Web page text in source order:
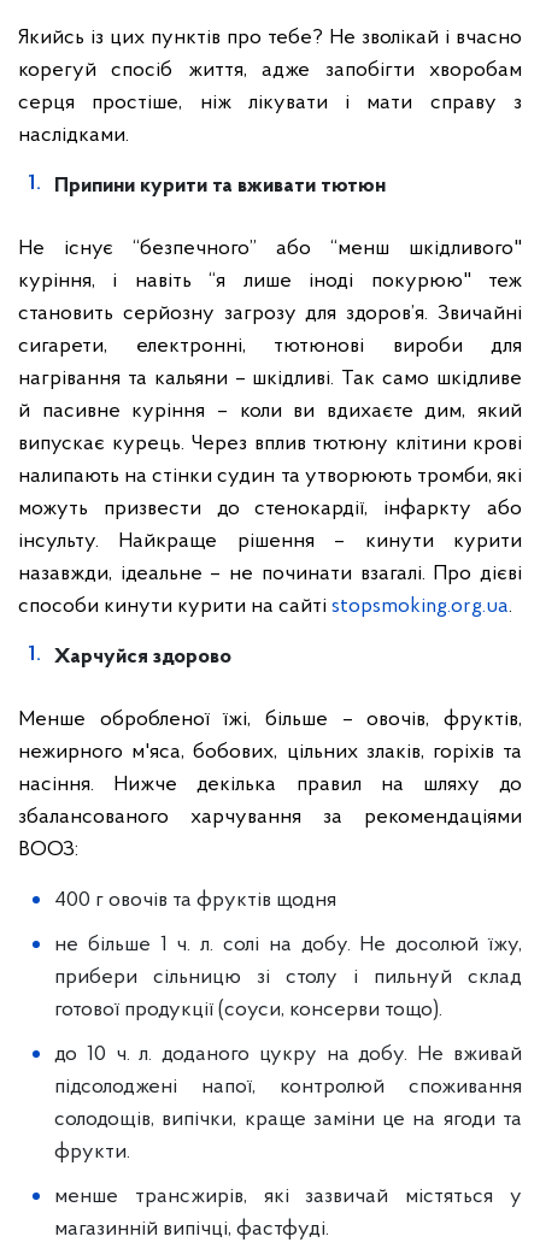
Якийсь із цих пунктів про тебе? Не зволікай і вчасно
корегуй спосіб життя, адже запобігти хворобам
серця простіше, ніж лікувати і мати справу з
наслідками.
Припини курити та вживати тютюн
Не існує “безпечного” або “менш шкідливого"
куріння, і навіть “я лише іноді покурюю" теж
становить серйозну загрозу для здоров’я. Звичайні
сигарети, електронні, тютюнові вироби для
нагрівання та кальяни – шкідливі. Так само шкідливе
й пасивне куріння – коли ви вдихаєте дим, який
випускає курець. Через вплив тютюну клітини крові
налипають на стінки судин та утворюють тромби, які
можуть призвести до стенокардії, інфаркту або
інсульту. Найкраще рішення – кинути курити
назавжди, ідеальне – не починати взагалі. Про дієві
способи кинути курити на сайті stopsmoking.org.ua.
Харчуйся здорово
Менше обробленої їжі, більше – овочів, фруктів,
нежирного м'яса, бобових, цільних злаків, горіхів та
насіння. Нижче декілька правил на шляху до
збалансованого харчування за рекомендаціями
ВООЗ:
400 г овочів та фруктів щодня
не більше 1 ч. л. солі на добу. Не досолюй їжу,
прибери сільницю зі столу і пильнуй склад
готової продукції (соуси, консерви тощо).
до 10 ч. л. доданого цукру на добу. Не вживай
підсолоджені напої, контролюй споживання
солодощів, випічки, краще заміни це на ягоди та
фрукти.
менше трансжирів, які зазвичай містяться у
магазинній випічці, фастфуді.